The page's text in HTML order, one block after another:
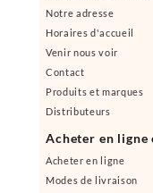
Notre adresse
Horaires d'accueil
Venir nous voir
Contact
Produits et marques
Distributeurs
Acheter en
Acheter en ligne
Modes de livraison